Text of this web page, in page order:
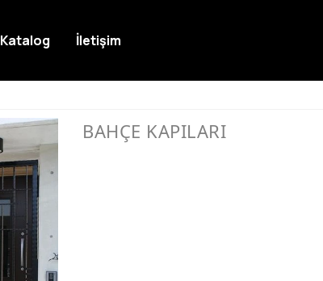
BAHÇE KAPILARI
Katalog İletişim